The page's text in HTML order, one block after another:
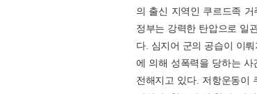
의 출신 지역인 쿠르드족
정부는 강력한 탄압으로 일
다. 심지어 군의 공습이 이
에 의해 성폭력을 당하는 사
전해지고 있다. 저항운동이